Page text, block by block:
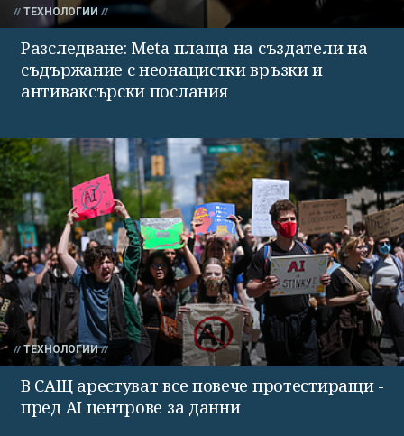
ТЕХНОЛОГИИ
Разследване: Meta плаща на създатели на
съдържание с неонацистки връзки и
антиваксърски послания
ТЕХНОЛОГИИ
В САЩ арестуват все повече протестиращи -
пред AI центрове за данни